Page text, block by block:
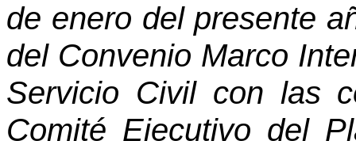
de enero del presente
del Convenio Marco
Servicio Civil con las
Comité Ejecutivo del